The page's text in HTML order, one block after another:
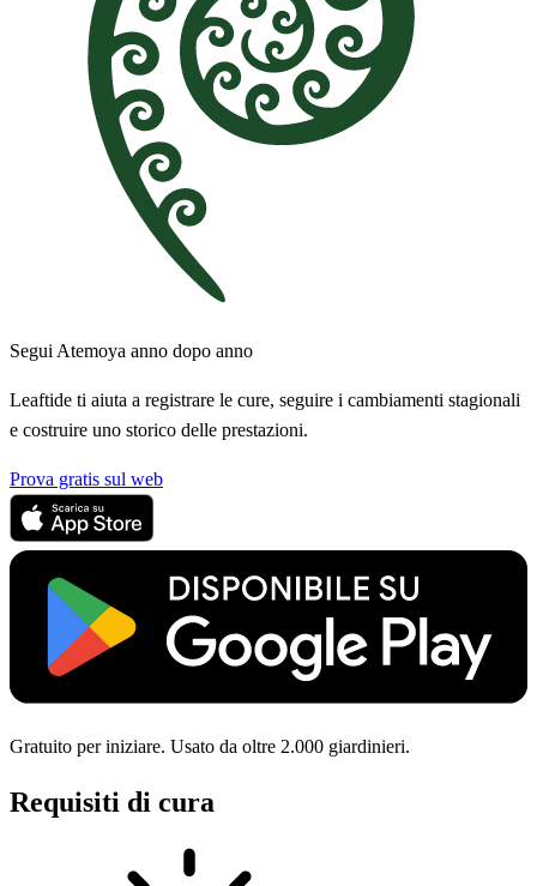
Segui Atemoya anno dopo anno
Leaftide ti aiuta a registrare le cure, seguire i cambiamenti stagionali
e costruire uno storico delle prestazioni.
Prova gratis sul web
Gratuito per iniziare. Usato da oltre 2.000 giardinieri.
Requisiti di cura